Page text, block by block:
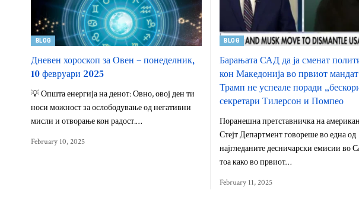
BLOG
Дневен хороскоп за Овен – понеделник,
10 февруари 2025
💡 Општа енергија на денот: Овно, овој ден ти
носи можност за ослободување од негативни
мисли и отворање кон радост.…
February 10, 2025
BLOG
Барањата САД да ја сменат
кон Македонија во првиот
Трамп не успеале поради
секретари Тилерсон и Помпео
Поранешна претставничка на
Стејт Департмент говореше во една од
најгледаните десничарски емисии во
тоа како во првиот…
February 11, 2025